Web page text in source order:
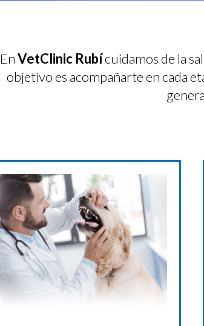
EnVetClinic Rubícuidamos de la
objetivo es acompañarte en cada